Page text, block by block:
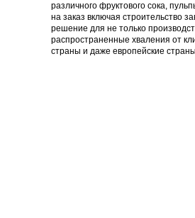
различного фруктового сока,
на заказ включая строительство
решение для не только
распространенные хваления от
страны и даже европейские